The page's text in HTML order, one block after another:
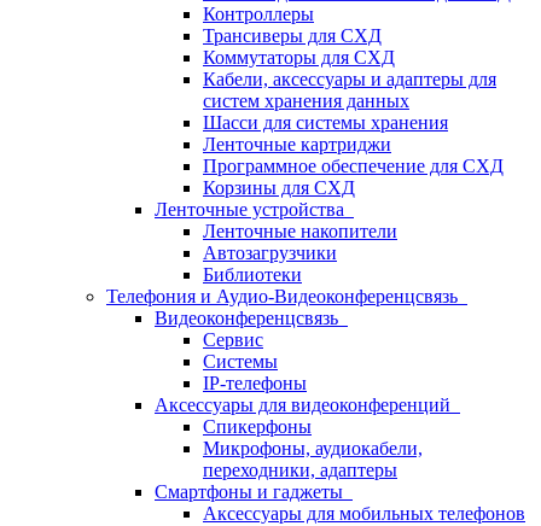
Контроллеры
Трансиверы для СХД
Коммутаторы для СХД
Кабели, аксессуары и адаптеры для
систем хранения данных
Шасси для системы хранения
Ленточные картриджи
Программное обеспечение для СХД
Корзины для СХД
Ленточные устройства
Ленточные накопители
Автозагрузчики
Библиотеки
Телефония и Аудио-Видеоконференцсвязь
Видеоконференцсвязь
Сервис
Системы
IP-телефоны
Аксессуары для видеоконференций
Спикерфоны
Микрофоны, аудиокабели,
переходники, адаптеры
Смартфоны и гаджеты
Аксессуары для мобильных телефонов